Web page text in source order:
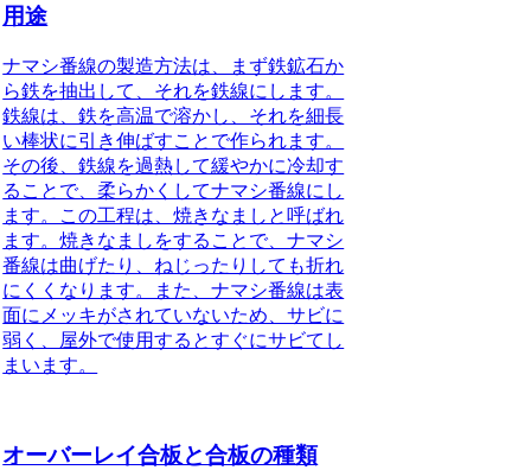
用途
ナマシ番線の製造方法は、まず鉄鉱石か
ら鉄を抽出して、それを鉄線にします。
鉄線は、鉄を高温で溶かし、それを細長
い棒状に引き伸ばすことで作られます。
その後、鉄線を過熱して緩やかに冷却す
ることで、柔らかくしてナマシ番線にし
ます。この工程は、焼きなましと呼ばれ
ます。焼きなましをすることで、ナマシ
番線は曲げたり、ねじったりしても折れ
にくくなります。また、ナマシ番線は表
面にメッキがされていないため、サビに
弱く、屋外で使用するとすぐにサビてし
まいます。
オーバーレイ合板と合板の種類